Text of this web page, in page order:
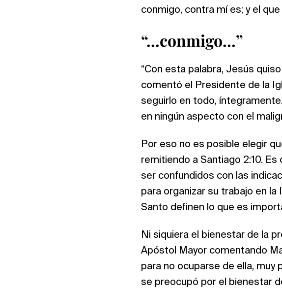
conmigo, contra mí es; y el
“…conmigo…”
“Con esta palabra, Jesús
comentó el Presidente de la
seguirlo en todo,
en ningún aspecto con el
Por eso no es posible elegir
remitiendo a Santiago 2:10.
ser confundidos con las
para organizar su trabajo en la
Santo definen lo que es
Ni siquiera el bienestar de la
Apóstol Mayor comentando
para no ocuparse de ella, muy
se preocupó por el bienestar